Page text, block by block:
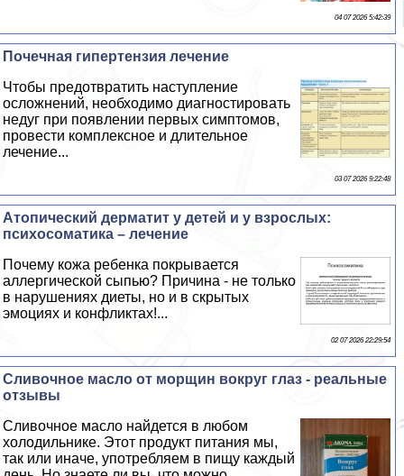
04 07 2026 5:42:39
Почечная гипертензия лечение
Чтобы предотвратить наступление
осложнений, необходимо диагностировать
недуг при появлении первых симптомов,
провести комплексное и длительное
лечение...
03 07 2026 9:22:48
Атопический дерматит у детей и у взрослых:
психосоматика – лечение
Почему кожа ребенка покрывается
аллергической сыпью? Причина - не только
в нарушениях диеты, но и в скрытых
эмоциях и конфликтах!...
02 07 2026 22:29:54
Сливочное масло от морщин вокруг глаз - реальные
отзывы
Сливочное масло найдется в любом
холодильнике. Этот продукт питания мы,
так или иначе, употрeбляем в пищу каждый